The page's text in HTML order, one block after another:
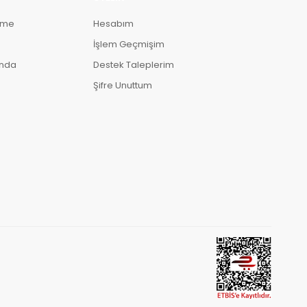
Hesabım
İşlem Geçmişim
Destek Taleplerim
Şifre Unuttum